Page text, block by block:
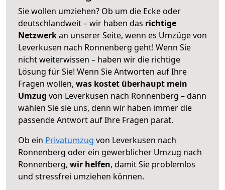
Sie wollen umziehen? Ob um die Ecke oder
deutschlandweit – wir haben das richtige
Netzwerkan unserer Seite, wenn es Umzüge von
Leverkusen nach Ronnenberg geht! Wenn Sie
nicht weiterwissen – haben wir die richtige
Lösung für Sie! Wenn Sie Antworten auf Ihre
Fragen wollen, was kostet überhaupt mein
Umzug von Leverkusen nach Ronnenberg – dann
wählen Sie sie uns, denn wir haben immer die
passende Antwort auf Ihre Fragen parat.
Ob ein Privatumzug von Leverkusen nach
Ronnenberg oder ein gewerblicher Umzug nach
Ronnenberg, wir helfen, damit Sie problemlos
und stressfrei umziehen können.